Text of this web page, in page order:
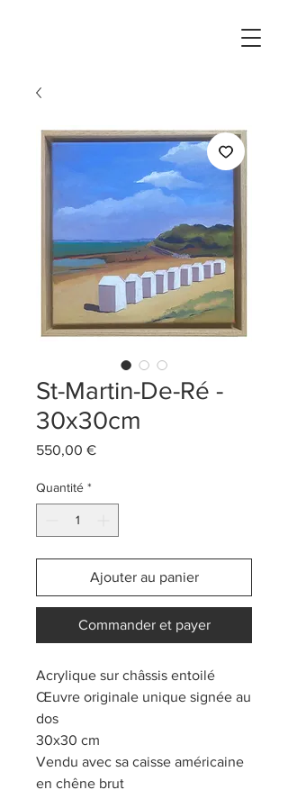
St-Martin-De-Ré -
30x30cm
550,00 €Prix
Quantité *
Ajouter au panier
Commander et payer
Acrylique sur châssis entoilé
Œuvre originale unique signée au
dos
30x30 cm
Vendu avec sa caisse américaine
en chêne brut